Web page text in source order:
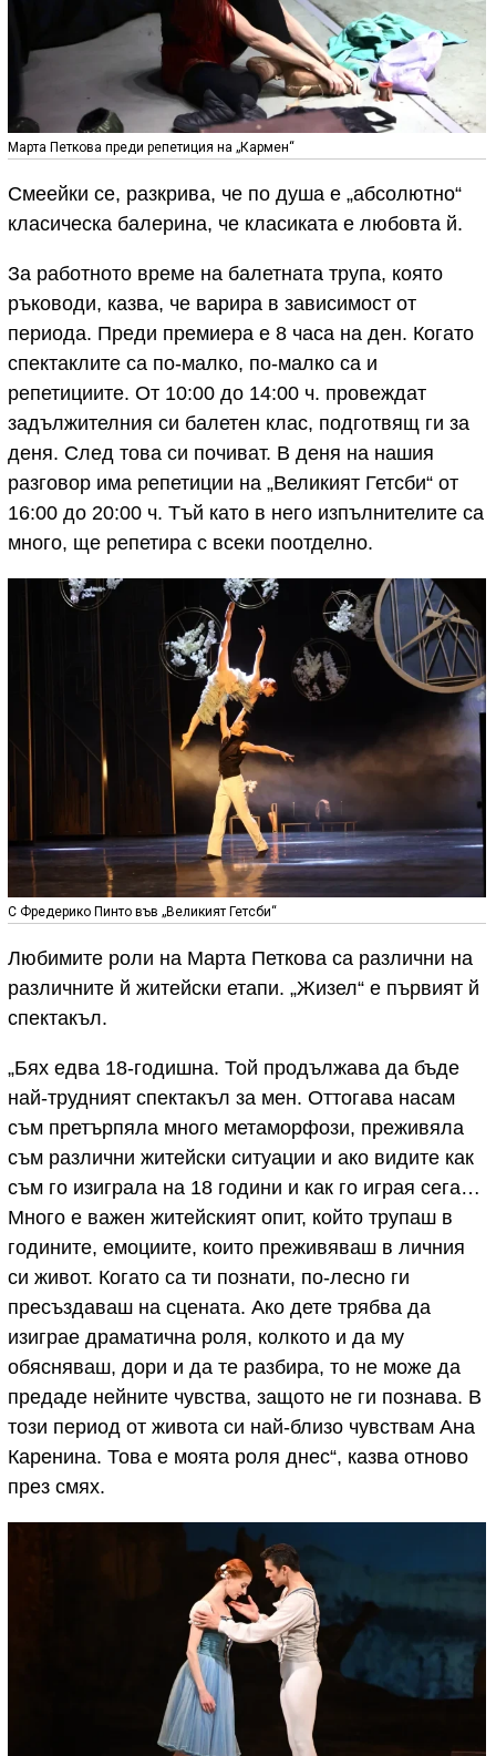
Марта Петкова преди репетиция на „Кармен“
Смеейки се, разкрива, че по душа е „абсолютно“
класическа балерина, че класиката е любовта й.
За работното време на балетната трупа, която
ръководи, казва, че варира в зависимост от
периода. Преди премиера е 8 часа на ден. Когато
спектаклите са по-малко, по-малко са и
репетициите. От 10:00 до 14:00 ч. провеждат
задължителния си балетен клас, подготвящ ги за
деня. След това си почиват. В деня на нашия
разговор има репетиции на „Великият Гетсби“ от
16:00 до 20:00 ч. Тъй като в него изпълнителите са
много, ще репетира с всеки поотделно.
С Фредерико Пинто във „Великият Гетсби“
Любимите роли на Марта Петкова са различни на
различните й житейски етапи. „Жизел“ е първият й
спектакъл.
„Бях едва 18-годишна. Той продължава да бъде
най-трудният спектакъл за мен. Оттогава насам
съм претърпяла много метаморфози, преживяла
съм различни житейски ситуации и ако видите как
съм го изиграла на 18 години и как го играя сега…
Много е важен житейският опит, който трупаш в
годините, емоциите, които преживяваш в личния
си живот. Когато са ти познати, по-лесно ги
пресъздаваш на сцената. Ако дете трябва да
изиграе драматична роля, колкото и да му
обясняваш, дори и да те разбира, то не може да
предаде нейните чувства, защото не ги познава. В
този период от живота си най-близо чувствам Ана
Каренина. Това е моята роля днес“, казва отново
през смях.